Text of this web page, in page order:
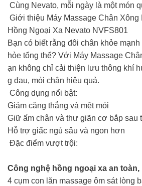
Cùng Nevato, mỗi ngày là một món
Giới thiệu Máy Massage Chân
Hồng Ngoại Xa Nevato NVFS801
Bạn có biết rằng đôi chân khỏe
hỏe tổng thể? Với Máy Massage
ạn không chỉ cải thiện lưu thông khí
g đau, mỏi chân hiệu quả.
Công dụng nổi bật:
Giảm căng thẳng và mệt mỏi
Giữ ấm chân và thư giãn cơ bắp sau
Hỗ trợ giấc ngủ sâu và ngon hơn
Đặc điểm vượt trội:
Công nghệ hồng ngoại xa an
4 cụm con lăn massage ôm sát lòng